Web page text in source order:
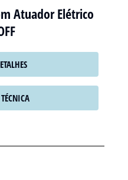
Atuador Elétrico